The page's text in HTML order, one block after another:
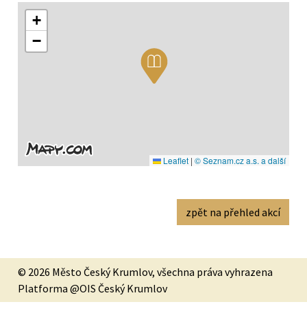
+
−
Leaflet | © Seznam.cz a.s. a další
zpět na přehled akcí
© 2026 Město Český Krumlov, všechna práva vyhrazena
Platforma @OIS Český Krumlov